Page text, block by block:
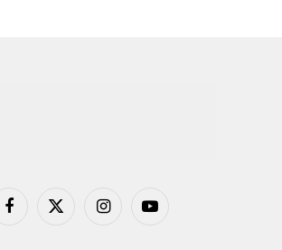
FacebookX
InstagramYouTube